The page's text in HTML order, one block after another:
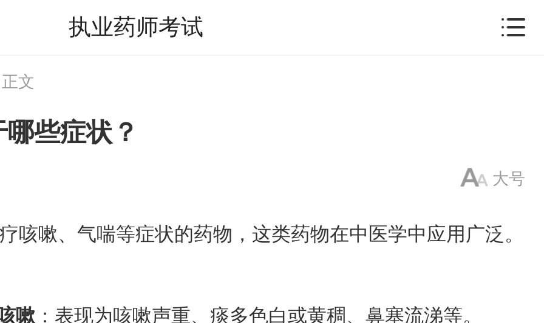
执业药师考试
文
些症状？
大号
咳嗽、气喘等症状的药物，这类药物在中医学中应用广泛。
嗽 ：表现为咳嗽声重、痰多色白或黄稠、鼻塞流涕等。